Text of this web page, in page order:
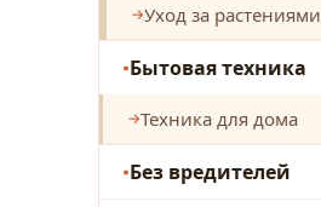
Уход за растениями
Бытовая техника
Техника для дома
Без вредителей